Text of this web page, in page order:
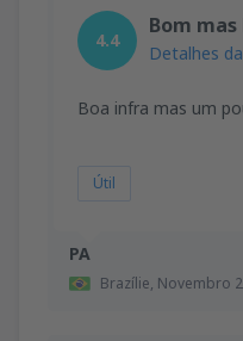
PA
Brazílie, Novembro
4.4
Bom
Detalhes
Boa infra mas um
Útil